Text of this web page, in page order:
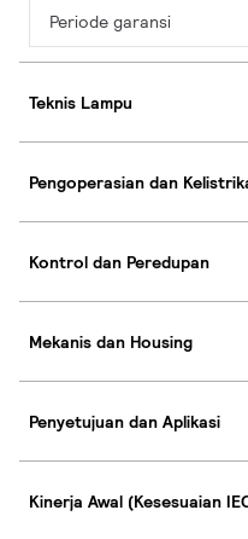
Periode garansi
Teknis Lampu
Pengoperasian dan
Kontrol dan Peredupan
Mekanis dan Housing
Penyetujuan dan Aplikasi
Kinerja Awal (Kesesuaian